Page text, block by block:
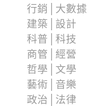
行銷│大數據
建築│設計
科普│科技
商管│經營
哲學│文學
藝術│音樂
政治│法律